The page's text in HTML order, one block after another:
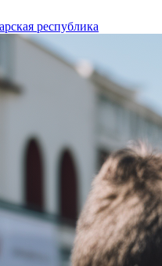
республика